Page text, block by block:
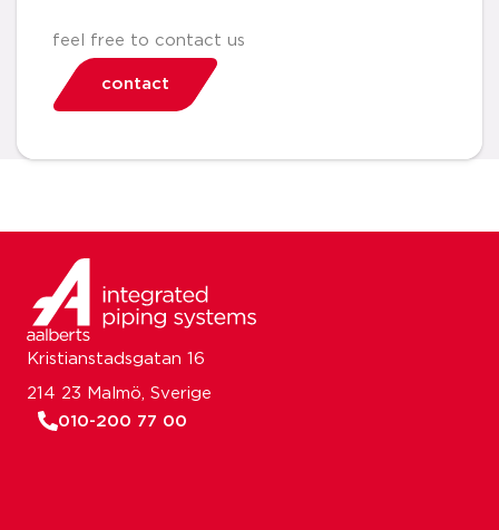
feel free to contact us
contact
Kristianstadsgatan 16
214 23 Malmö, Sverige
010-200 77 00